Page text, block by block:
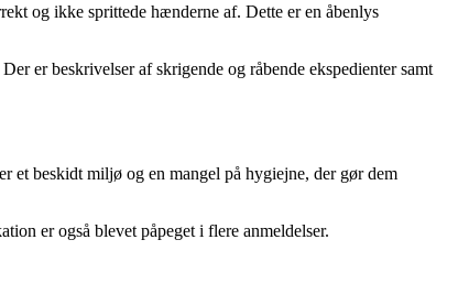
og ikke sprittede hænderne af. Dette er en åbenlys
er beskrivelser af skrigende og råbende ekspedienter samt
et beskidt miljø og en mangel på hygiejne, der gør dem
er også blevet påpeget i flere anmeldelser.